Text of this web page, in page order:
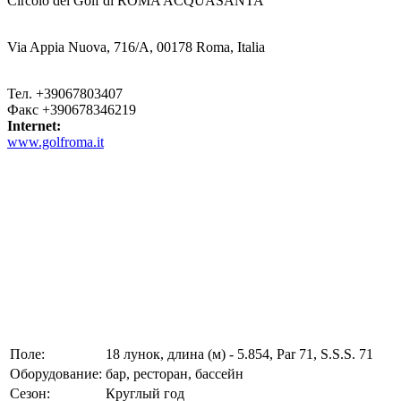
Via Appia Nuova, 716/A, 00178 Roma, Italia
Тел. +39067803407
Факс +390678346219
Internet:
www.golfroma.it
Поле:
18 лунок, длина (м) - 5.854, Par 71, S.S.S. 71
Оборудование: бар, ресторан, бассейн
Сезон:
Круглый год